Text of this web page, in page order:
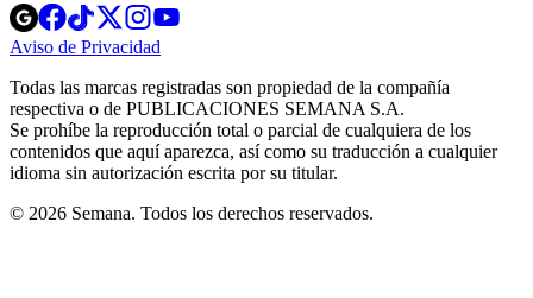
Opens
in
new
Opens
in
new
Opens
in
new
window
Opens
new
windowwindow
Aviso de Privacidad
new
window
Todas las marcas registradas son propiedad de la compañía
respectiva o de PUBLICACIONES SEMANA S.A.
Se prohíbe la reproducción total o parcial de cualquiera de los
contenidos que aquí aparezca, así como su traducción a cualquier
idioma sin autorización escrita por su titular.
© 2026 Semana. Todos los derechos reservados.